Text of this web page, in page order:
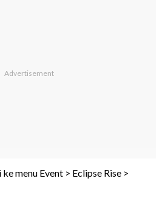
menu Event > Eclipse Rise >